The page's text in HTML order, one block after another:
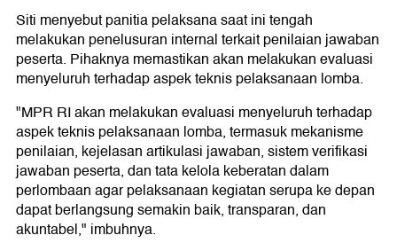
Siti menyebut panitia pelaksana saat ini tengah
melakukan penelusuran internal terkait penilaian jawaban
peserta. Pihaknya memastikan akan melakukan evaluasi
menyeluruh terhadap aspek teknis pelaksanaan lomba.
"MPR RI akan melakukan evaluasi menyeluruh terhadap
aspek teknis pelaksanaan lomba, termasuk mekanisme
penilaian, kejelasan artikulasi jawaban, sistem verifikasi
jawaban peserta, dan tata kelola keberatan dalam
perlombaan agar pelaksanaan kegiatan serupa ke depan
dapat berlangsung semakin baik, transparan, dan
akuntabel," imbuhnya.